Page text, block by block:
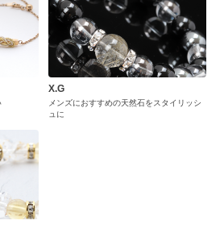
X.G
メンズにおすすめの天然石をスタイリッシ
ュに